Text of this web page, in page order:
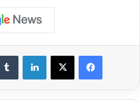
لينكدإن